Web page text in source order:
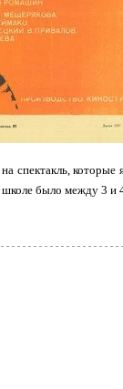
спектакль,
было между 3 и